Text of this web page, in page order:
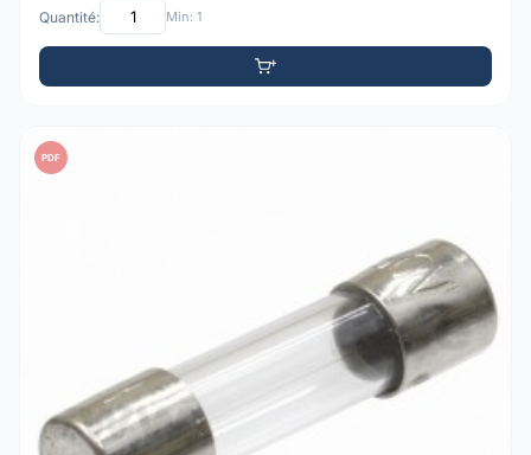
Quantité: Min: 1
PDF